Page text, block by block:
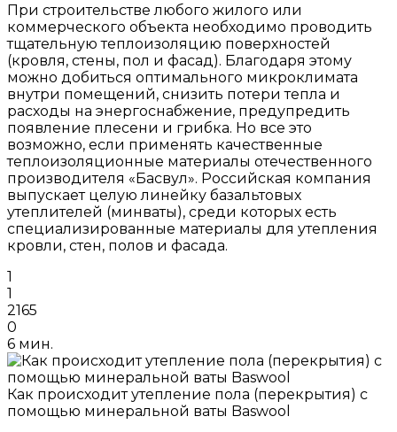
При строительстве любого жилого или
коммерческого объекта необходимо проводить
тщательную теплоизоляцию поверхностей
(кровля, стены, пол и фасад). Благодаря этому
можно добиться оптимального микроклимата
внутри помещений, снизить потери тепла и
расходы на энергоснабжение, предупредить
появление плесени и грибка. Но все это
возможно, если применять качественные
теплоизоляционные материалы отечественного
производителя «Басвул». Российская компания
выпускает целую линейку базальтовых
утеплителей (минваты), среди которых есть
специализированные материалы для утепления
кровли, стен, полов и фасада.
1
1
2165
0
6 мин.
Как происходит утепление пола (перекрытия) с
помощью минеральной ваты Baswool